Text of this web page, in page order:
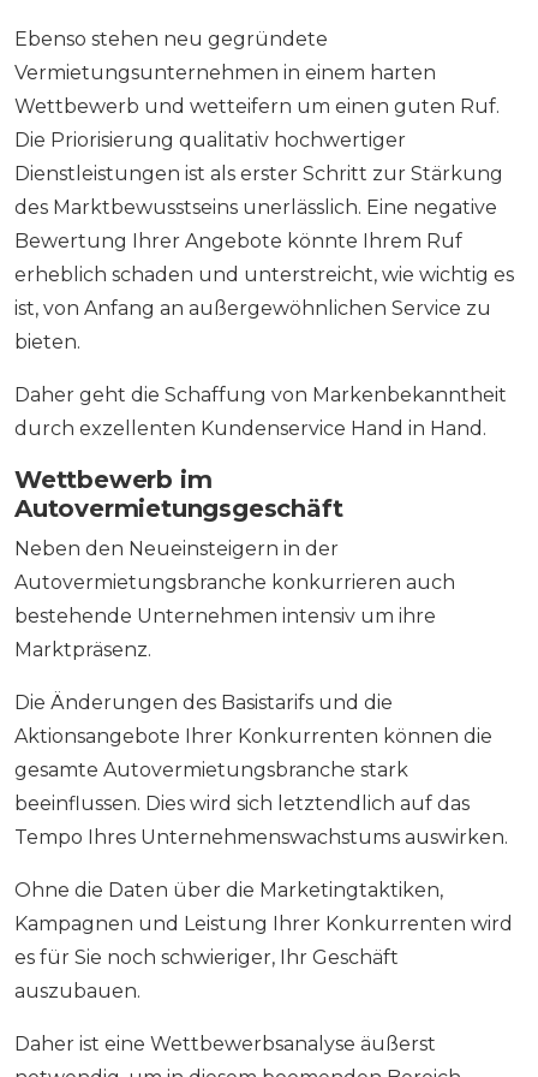
Ebenso stehen neu gegründete
Vermietungsunternehmen in einem harten
Wettbewerb und wetteifern um einen guten Ruf.
Die Priorisierung qualitativ hochwertiger
Dienstleistungen ist als erster Schritt zur Stärkung
des Marktbewusstseins unerlässlich. Eine negative
Bewertung Ihrer Angebote könnte Ihrem Ruf
erheblich schaden und unterstreicht, wie wichtig es
ist, von Anfang an außergewöhnlichen Service zu
bieten.
Daher geht die Schaffung von Markenbekanntheit
durch exzellenten Kundenservice Hand in Hand.
Wettbewerb im
Autovermietungsgeschäft
Neben den Neueinsteigern in der
Autovermietungsbranche konkurrieren auch
bestehende Unternehmen intensiv um ihre
Marktpräsenz.
Die Änderungen des Basistarifs und die
Aktionsangebote Ihrer Konkurrenten können die
gesamte Autovermietungsbranche stark
beeinflussen. Dies wird sich letztendlich auf das
Tempo Ihres Unternehmenswachstums auswirken.
Ohne die Daten über die Marketingtaktiken,
Kampagnen und Leistung Ihrer Konkurrenten wird
es für Sie noch schwieriger, Ihr Geschäft
auszubauen.
Daher ist eine Wettbewerbsanalyse äußerst